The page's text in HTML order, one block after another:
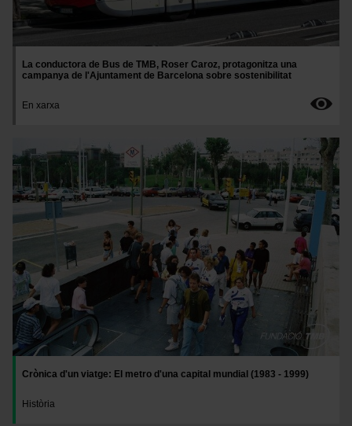
La conductora de Bus de TMB, Roser Caroz, protagonitza una
campanya de l'Ajuntament de Barcelona sobre sostenibilitat
En xarxa
Imatge
Crònica d'un viatge: El metro d'una capital mundial (1983 - 1999)
Història